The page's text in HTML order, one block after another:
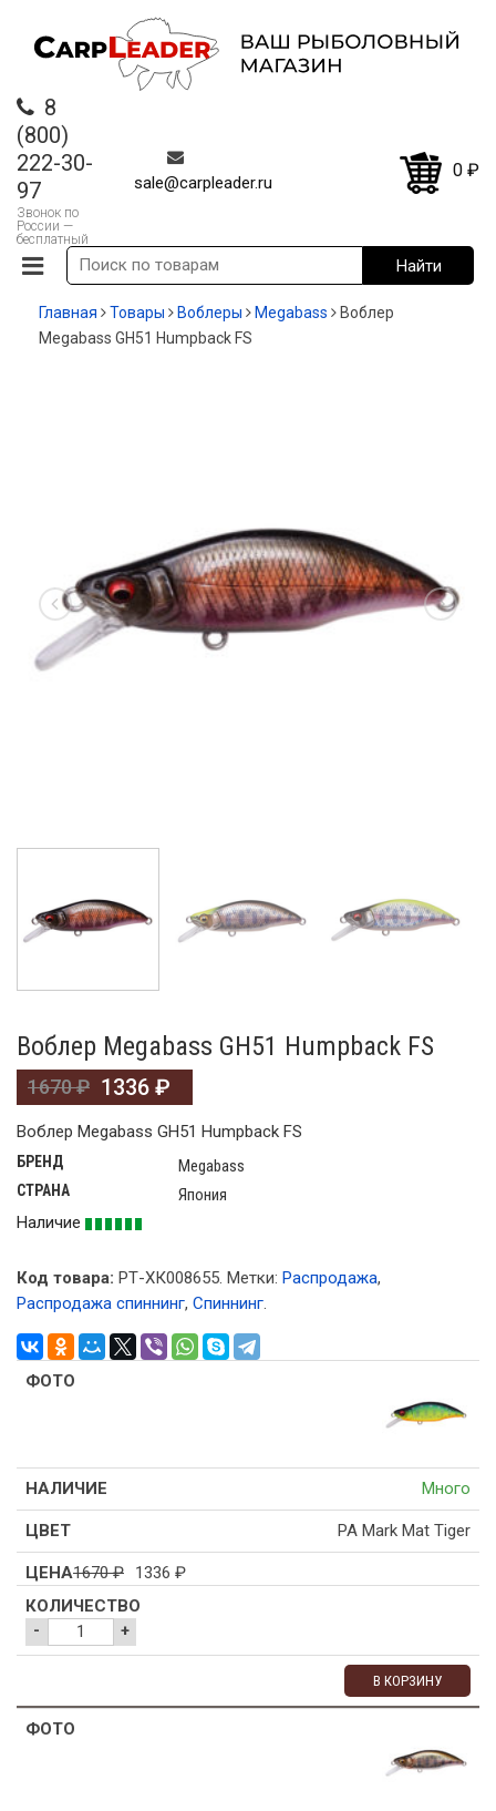
8
(800)
222-30-
97
Звонок по
России —
бесплатный
sale@carpleader.ru
0 ₽
Главная Товары Воблеры Megabass
Воблер
Megabass GH51 Humpback FS
Воблер Megabass GH51 Humpback FS
1670₽ 1336 ₽
Воблер Megabass GH51 Humpback FS
БРЕНД Megabass
СТРАНА
Япония
Наличие
Код товара: РТ-ХК008655. Метки: Распродажа,
Распродажа спиннинг, Спиннинг.
Много
PA Mark Mat Tiger
1670₽ 1336 ₽
- +
В КОРЗИНУ